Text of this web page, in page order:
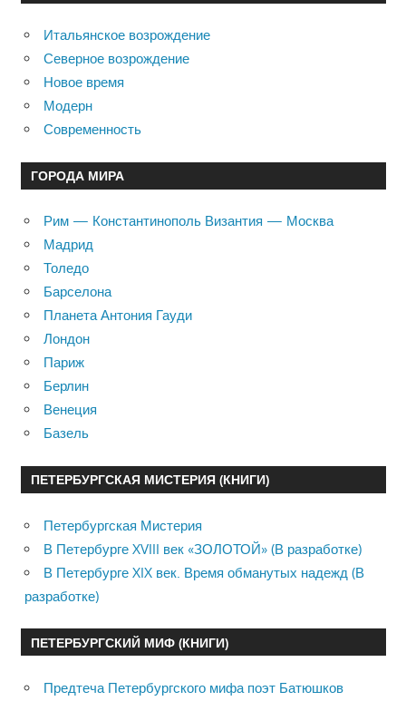
Итальянское возрождение
Северное возрождение
Новое время
Модерн
Современность
ГОРОДА МИРА
Рим — Константинополь Византия — Москва
Мадрид
Толедо
Барселона
Планета Антония Гауди
Лондон
Париж
Берлин
Венеция
Базель
ПЕТЕРБУРГСКАЯ МИСТЕРИЯ (КНИГИ)
Петербургская Мистерия
В Петербурге XVIII век «ЗОЛОТОЙ» (В разработке)
В Петербурге XIX век. Время обманутых надежд (В
разработке)
ПЕТЕРБУРГСКИЙ МИФ (КНИГИ)
Предтеча Петербургского мифа поэт Батюшков